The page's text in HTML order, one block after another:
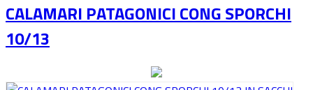
CALAMARI PATAGONICI CONG SPORCHI
10/13